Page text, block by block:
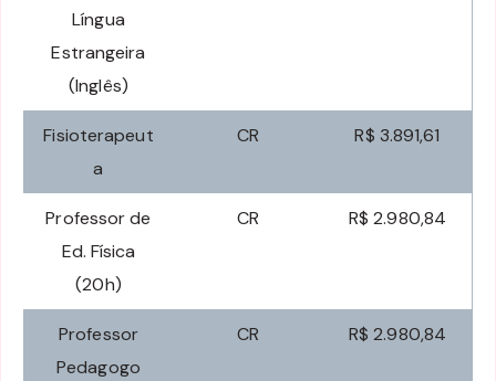
Língua
Estrangeira
(Inglês)
Fisioterapeut
a
CR R$ 3.891,61
Professor de
Ed. Física
(20h)
CR R$ 2.980,84
Professor
Pedagogo
CR R$ 2.980,84